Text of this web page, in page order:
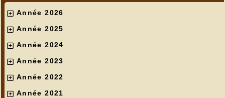
Année 2026
Année 2025
Année 2024
Année 2023
Année 2022
Année 2021